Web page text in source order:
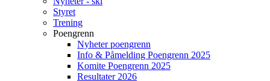
Styret
Trening
Poengrenn
Nyheter poengrenn
Info & Påmelding Poengrenn 2025
Komite Poengrenn 2025
Resultater 2026